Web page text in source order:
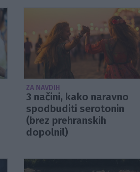
ZA NAVDIH
3 načini, kako naravno
spodbuditi serotonin
(brez prehranskih
dopolnil)